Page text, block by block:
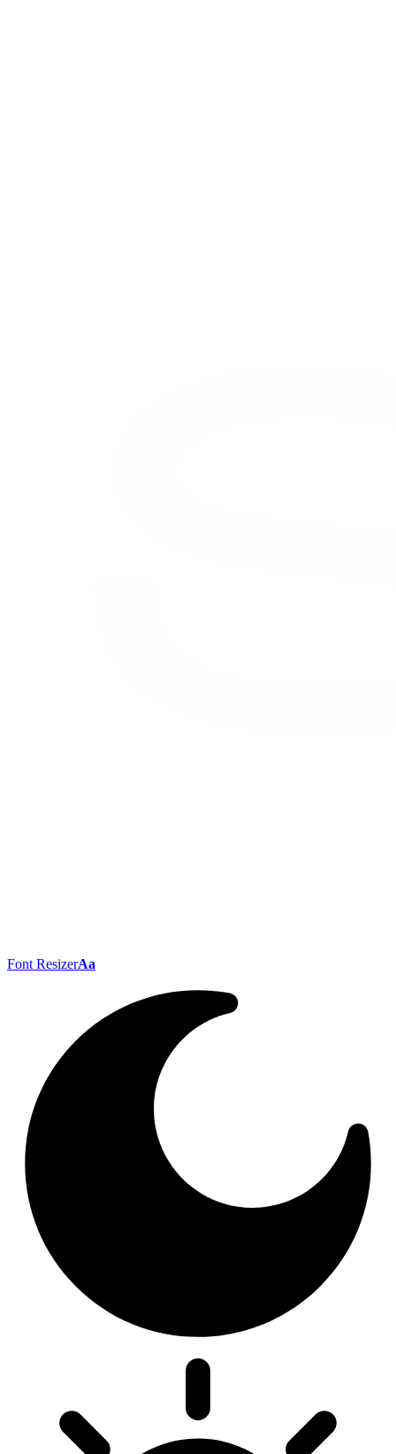
Font ResizerAa